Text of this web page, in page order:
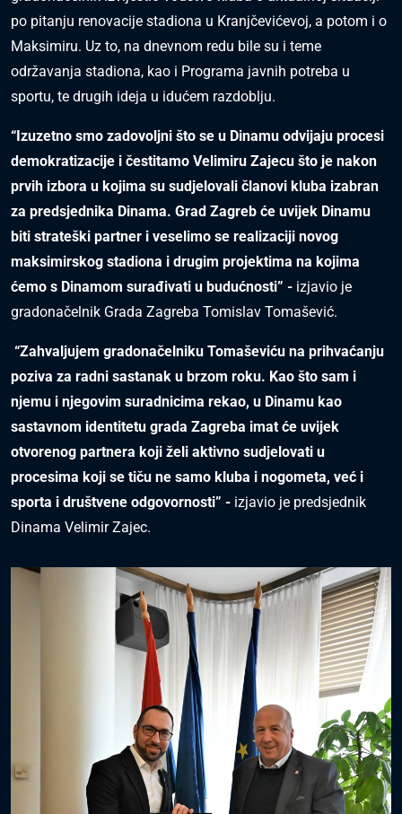
po pitanju renovacije stadiona u Kranjčevićevoj, a potom i o
Maksimiru. Uz to, na dnevnom redu bile su i teme
održavanja stadiona, kao i Programa javnih potreba u
sportu, te drugih ideja u idućem razdoblju.
“Izuzetno smo zadovoljni što se u Dinamu odvijaju procesi
demokratizacije i čestitamo Velimiru Zajecu što je nakon
prvih izbora u kojima su sudjelovali članovi kluba izabran
za predsjednika Dinama. Grad Zagreb će uvijek Dinamu
biti strateški partner i veselimo se realizaciji novog
maksimirskog stadiona i drugim projektima na kojima
ćemo s Dinamom surađivati u budućnosti” - izjavio je
gradonačelnik Grada Zagreba Tomislav Tomašević.
“Zahvaljujem gradonačelniku Tomaševiću na prihvaćanju
poziva za radni sastanak u brzom roku. Kao što sam i
njemu i njegovim suradnicima rekao, u Dinamu kao
sastavnom identitetu grada Zagreba imat će uvijek
otvorenog partnera koji želi aktivno sudjelovati u
procesima koji se tiču ne samo kluba i nogometa, već i
sporta i društvene odgovornosti” - izjavio je predsjednik
Dinama Velimir Zajec.